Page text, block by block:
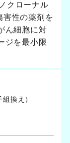
クローナル
害性の薬剤を
ん細胞に対
ジを最小限
換え）